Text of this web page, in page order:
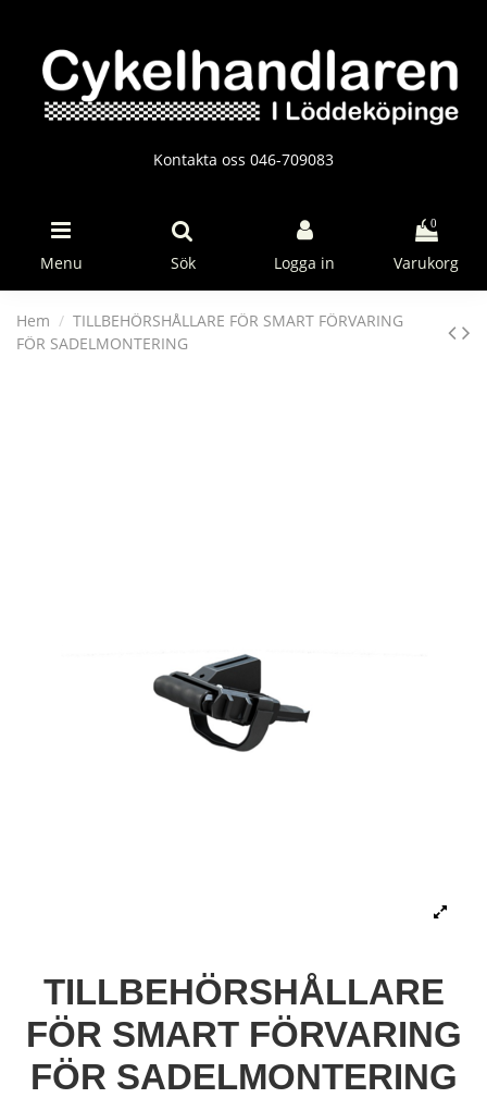
Kontakta oss 046-709083
Menu Sök Logga in
0
Varukorg
Hem
TILLBEHÖRSHÅLLARE FÖR SMART FÖRVARING
FÖR SADELMONTERING
TILLBEHÖRSHÅLLARE
FÖR SMART FÖRVARING
FÖR SADELMONTERING